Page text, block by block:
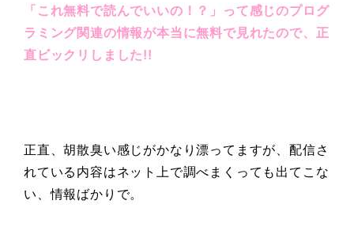
「これ無料で読んでいいの！？」って感じのプログ
ラミング関連の情報が本当に無料で見れたので、正
直ビックリしました!!
正直、胡散臭い感じがかなり漂ってますが、配信さ
れている内容はネット上で調べまくっても出てこな
い、情報ばかりで。